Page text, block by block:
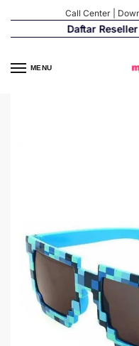
Call Center
Daftar Reseller
MENU